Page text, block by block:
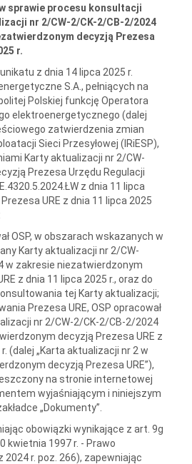
sprawie procesu konsultacji
nr 2/CW-2/CK-2/CB-2/2024
decyzją Prezesa
r.
z dnia 14 lipca 2025 r.
S.A., pełniących na
Polskiej funkcję Operatora
elektroenergetycznego (dalej
zatwierdzenia zmian
Sieci Przesyłowej (IRiESP),
Karty aktualizacji nr 2/CW-
Prezesa Urzędu Regulacji
z dnia 11 lipca
URE z dnia 11 lipca 2025
OSP, w obszarach wskazanych w
Karty aktualizacji nr 2/CW-
w zakresie niezatwierdzonym
z dnia 11 lipca 2025 r., oraz do
tej Karty aktualizacji;
Prezesa URE, OSP opracował
nr 2/CW-2/CK-2/CB-2/2024
decyzją Prezesa URE z
(dalej „Karta aktualizacji nr 2 w
decyzją Prezesa URE”),
na stronie internetowej
wyjaśniającym i niniejszym
„Dokumenty”.
obowiązki wynikające z art. 9g
kwietnia 1997 r. - Prawo
2024 r. poz. 266), zapewniając